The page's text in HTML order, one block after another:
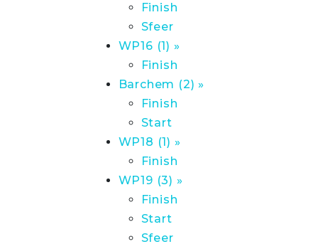
Finish
Sfeer
WP16 (1) »
Finish
Barchem (2) »
Finish
Start
WP18 (1) »
Finish
WP19 (3) »
Finish
Start
Sfeer